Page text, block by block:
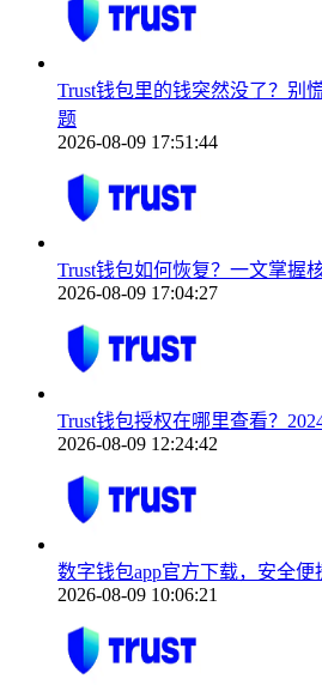
Trust钱包里的钱突然没了？别
题
2026-08-09 17:51:44
Trust钱包如何恢复？一文掌握
2026-08-09 17:04:27
Trust钱包授权在哪里查看？
2026-08-09 12:24:42
数字钱包app官方下载，安全
2026-08-09 10:06:21